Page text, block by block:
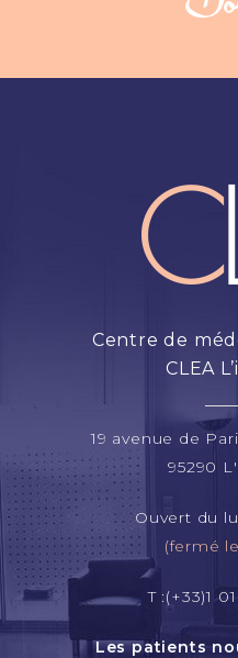
Centre de
CLEA
19 avenue de
95290
Ouvert du
(fermé
T :(+33)1
Les patients